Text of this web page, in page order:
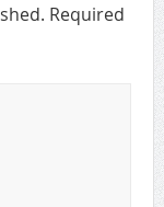
Required